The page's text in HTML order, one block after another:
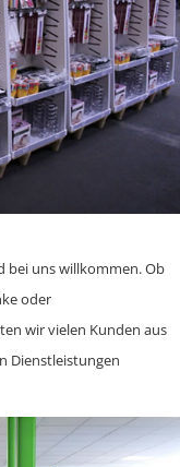
bei uns willkommen. Ob
oder
wir vielen Kunden aus
Dienstleistungen